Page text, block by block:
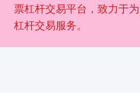
票杠杆交易平台，致力于
杠杆交易服务。